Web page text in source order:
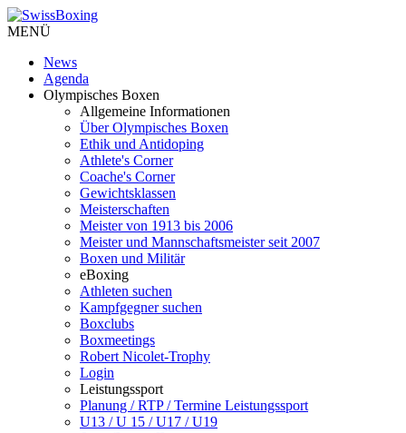
MENÜ
News
Agenda
Olympisches Boxen
Allgemeine Informationen
Über Olympisches Boxen
Ethik und Antidoping
Athlete's Corner
Coache's Corner
Gewichtsklassen
Meisterschaften
Meister von 1913 bis 2006
Meister und Mannschaftsmeister seit 2007
Boxen und Militär
eBoxing
Athleten suchen
Kampfgegner suchen
Boxclubs
Boxmeetings
Robert Nicolet-Trophy
Login
Leistungssport
Planung / RTP / Termine Leistungssport
U13 / U 15 / U17 / U19